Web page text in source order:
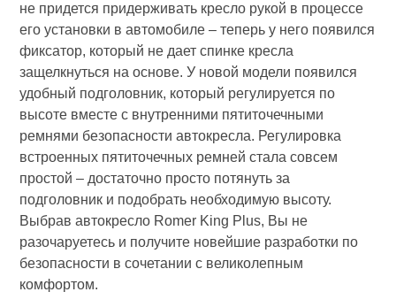
не придется придерживать кресло рукой в процессе
его установки в автомобиле – теперь у него появился
фиксатор, который не дает спинке кресла
защелкнуться на основе. У новой модели появился
удобный подголовник, который регулируется по
высоте вместе с внутренними пятиточечными
ремнями безопасности автокресла. Регулировка
встроенных пятиточечных ремней стала совсем
простой – достаточно просто потянуть за
подголовник и подобрать необходимую высоту.
Выбрав автокресло Romer King Plus, Вы не
разочаруетесь и получите новейшие разработки по
безопасности в сочетании с великолепным
комфортом.